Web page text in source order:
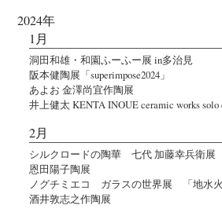
2024年
1月
洞田和雄・和園ふーふー展 in多治見
阪本健陶展「superimpose2024」
あよお 金澤尚宜作陶展
井上健太 KENTA INOUE ceramic works
2月
シルクロードの陶華 七代 加藤幸兵衛展
恩田陽子陶展
ノグチミエコ ガラスの世界展 「地水火
酒井敦志之作陶展